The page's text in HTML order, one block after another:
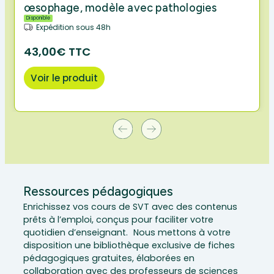
œsophage, modèle avec pathologies
Disponible
Expédition sous 48h
43,00€ TTC
Voir le produit
Ressources pédagogiques
Enrichissez vos cours de SVT avec des contenus
prêts à l’emploi, conçus pour faciliter votre
quotidien d’enseignant. Nous mettons à votre
disposition une bibliothèque exclusive de fiches
pédagogiques gratuites, élaborées en
collaboration avec des professeurs de sciences